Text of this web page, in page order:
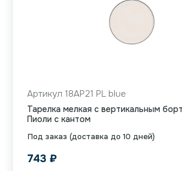
Под заказ (доставка до 10 дней)
Артикул 18AP21 PL blue
Тарелка мелкая с вертикальным
Пиоли с кантом
743 ₽